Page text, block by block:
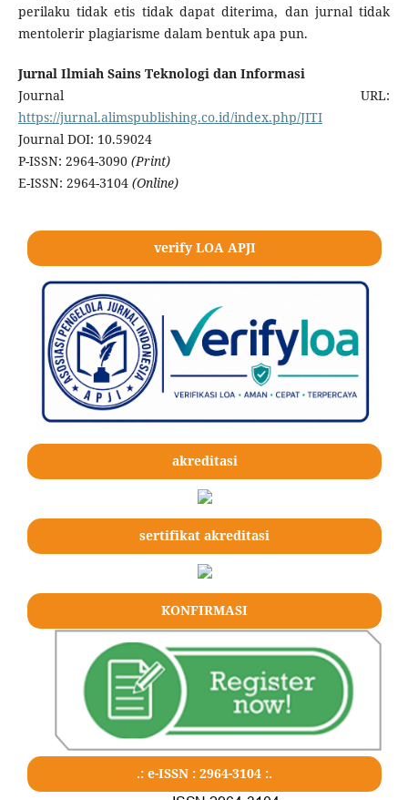
perilaku tidak etis tidak dapat diterima, dan jurnal tidak
mentolerir plagiarisme dalam bentuk apa pun.
Jurnal Ilmiah Sains Teknologi dan Informasi
Journal URL:
https://jurnal.alimspublishing.co.id/index.php/JITI
Journal DOI: 10.59024
P-ISSN: 2964-3090 (Print)
E-ISSN: 2964-3104 (Online)
verify LOA APJI
akreditasi
sertifikat akreditasi
KONFIRMASI
.: e-ISSN : 2964-3104 :.